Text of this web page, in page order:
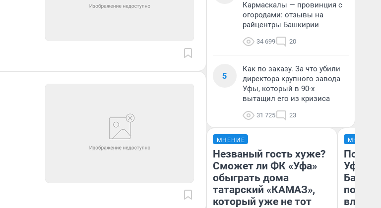
Кармаскалы — провинция с
огородами: отзывы на
райцентры Башкирии
34 699 20
5
Как по заказу. За что убили
директора крупного завода
Уфы, который в 90-х
вытащил его из кризиса
31 725 23
МНЕНИЕ
Незваный гость хуже?
Сможет ли ФК «Уфа»
обыграть дома
татарский «КАМАЗ»,
который уже не тот
МНЕНИЕ
Уфы: